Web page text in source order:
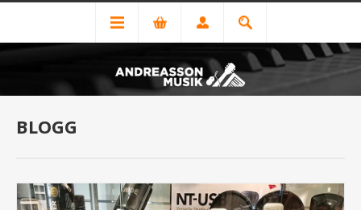
BLOGG